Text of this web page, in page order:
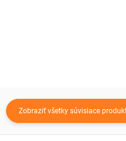
Zobraziť všetky súvisiace